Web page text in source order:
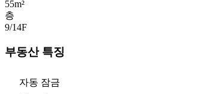
55m²
층
9/14F
부동산 특징
자동 잠금